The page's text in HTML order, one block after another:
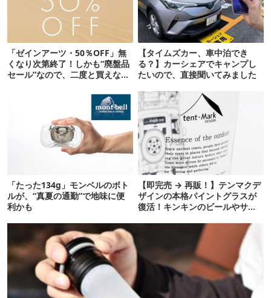
「ゼインアーツ・50％OFF」無
くなり次第終了！しかも“廃盤品
セール”なので、二度と買えない
【タイムズカー、車中泊でき
る？】カーシェアでキャンプし
たいので、直接聞いてみました
「たった134g」モンベルのボト
ルが、“真夏の通勤”で地味に便
利かも
【即完売 → 再販！】テンマクデ
ザインの本格パイントグラスが
復活！キンキンのビールやサワ